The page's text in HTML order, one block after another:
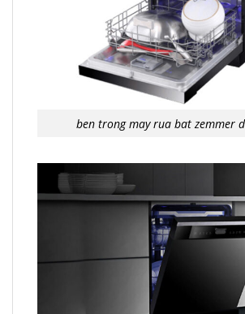
ben trong may rua bat zemmer